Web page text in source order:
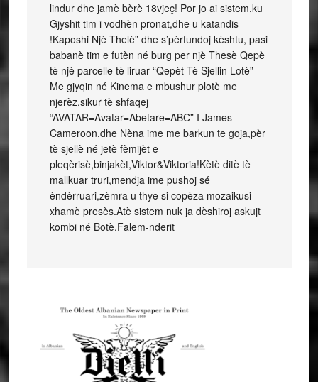
lindur dhe jamè bèrè 18vjeç! Por jo ai sistem,ku
Gjyshit tim i vodhèn pronat,dhe u katandis
!Kaposhi Njè Thelè” dhe s’pèrfundoj kèshtu, pasi
babanè tim e futèn né burg per njè Thesè Qepè
tè njè parcelle tè liruar “Qepèt Tè Sjellin Lotè”
Me gjyqin né Kinema e mbushur plotè me
njerèz,sikur tè shfaqej
“AVATAR=Avatar=Abetare=ABC” I James
Cameroon,dhe Nèna ime me barkun te goja,pèr
tè sjellè né jetè fèmijèt e
pleqèrisè,binjakèt,Viktor&Viktoria!Kètè ditè tè
mallkuar truri,mendja ime pushoj sé
èndèrruari,zèmra u thye si copèza mozaikusi
xhamè presès.Atè sistem nuk ja dèshiroj askujt
kombi né Botè.Falem-nderit